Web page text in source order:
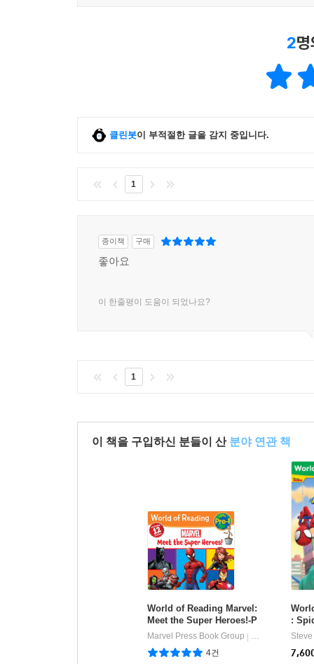
2
클린봇이 부적절한 글을 감지 중입니다.
1
종이책 구매
좋아요
이 한줄평이 도움이 되었나요?
1
이 책을 구입하신 분들이 산 분야 연관 책
World of Reading Marvel:
Meet the Super Heroes!-P
re-Level 1 Boxed Set
Marvel Press Book Group
Marvel Press
4건
:
g